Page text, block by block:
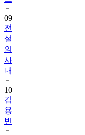
09
전
설
의
사
내
10
김
용
빈